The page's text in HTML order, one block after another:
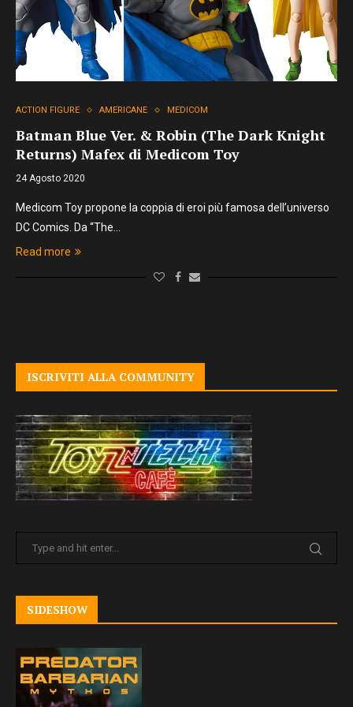
ACTION FIGURE AMERICANE MEDICOM
Batman Blue Ver. & Robin (The Dark Knight
Returns) Mafex di Medicom Toy
24 Agosto 2020
Medicom Toy propone la coppia di eroi più famosa dell’universo
DC Comics. Da “The…
Read more
ISCRIVITI ALLA COMMUNITY
SIDESHOW